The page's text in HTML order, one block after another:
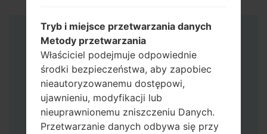
Instrukcje
Tryb i miejsce przetwarzania danych
Metody przetwarzania
Właściciel podejmuje odpowiednie
środki bezpieczeństwa, aby zapobiec
nieautoryzowanemu dostępowi,
ujawnieniu, modyfikacji lub
nieuprawnionemu zniszczeniu Danych.
Przetwarzanie danych odbywa się przy